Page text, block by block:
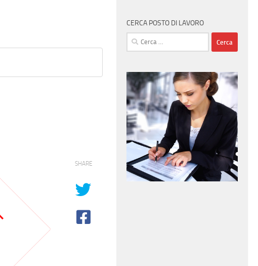
SHARE
CERCA POSTO DI LAVORO
Ricerca
per: